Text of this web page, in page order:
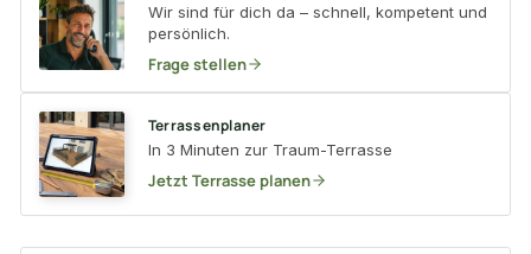
Wir sind für dich da – schnell, kompetent und
persönlich.
Frage stellen
Terrassenplaner
In 3 Minuten zur Traum-Terrasse
Jetzt Terrasse planen